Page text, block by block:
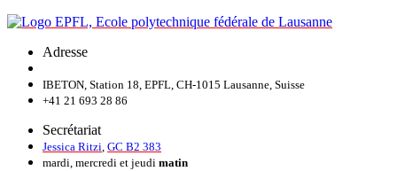
Adresse
IBETON, Station 18, EPFL, CH-1015 Lausanne, Suisse
+41 21 693 28 86
Secrétariat
Jessica Ritzi GC B2 383
mardi, mercredi et jeudi matin